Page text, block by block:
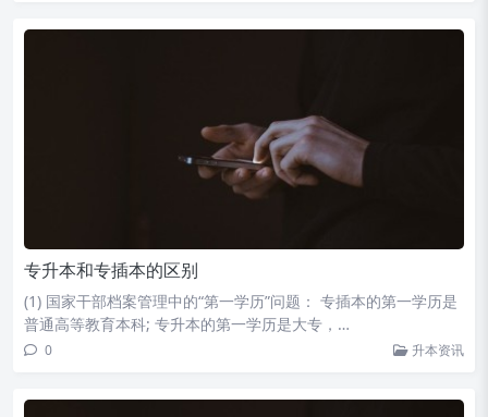
专升本和专插本的区别
(1) 国家干部档案管理中的“第一学历”问题： 专插本的第一学历是
普通高等教育本科; 专升本的第一学历是大专，…
0 升本资讯